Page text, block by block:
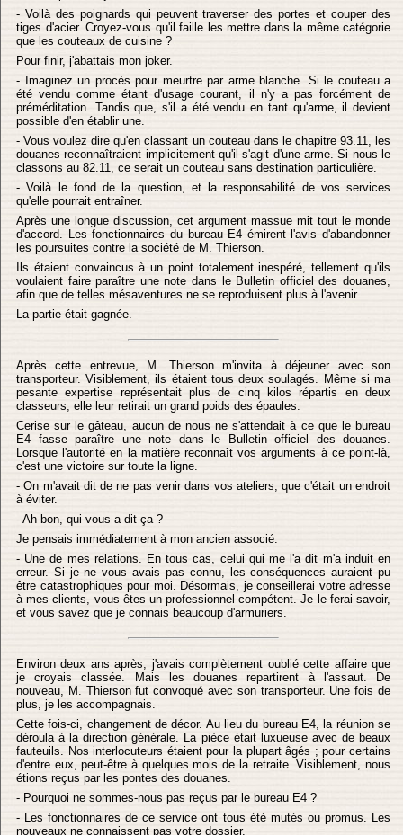
- Voilà des poignards qui peuvent traverser des portes et couper des
tiges d'acier. Croyez-vous qu'il faille les mettre dans la même catégorie
que les couteaux de cuisine ?
Pour finir, j'abattais mon joker.
- Imaginez un procès pour meurtre par arme blanche. Si le couteau a
été vendu comme étant d'usage courant, il n'y a pas forcément de
préméditation. Tandis que, s'il a été vendu en tant qu'arme, il devient
possible d'en établir une.
- Vous voulez dire qu'en classant un couteau dans le chapitre 93.11, les
douanes reconnaîtraient implicitement qu'il s'agit d'une arme. Si nous le
classons au 82.11, ce serait un couteau sans destination particulière.
- Voilà le fond de la question, et la responsabilité de vos services
qu'elle pourrait entraîner.
Après une longue discussion, cet argument massue mit tout le monde
d'accord. Les fonctionnaires du bureau E4 émirent l'avis d'abandonner
les poursuites contre la société de M. Thierson.
Ils étaient convaincus à un point totalement inespéré, tellement qu'ils
voulaient faire paraître une note dans le Bulletin officiel des douanes,
afin que de telles mésaventures ne se reproduisent plus à l'avenir.
La partie était gagnée.
Après cette entrevue, M. Thierson m'invita à déjeuner avec son
transporteur. Visiblement, ils étaient tous deux soulagés. Même si ma
pesante expertise représentait plus de cinq kilos répartis en deux
classeurs, elle leur retirait un grand poids des épaules.
Cerise sur le gâteau, aucun de nous ne s'attendait à ce que le bureau
E4 fasse paraître une note dans le Bulletin officiel des douanes.
Lorsque l'autorité en la matière reconnaît vos arguments à ce point-là,
c'est une victoire sur toute la ligne.
- On m'avait dit de ne pas venir dans vos ateliers, que c'était un endroit
à éviter.
- Ah bon, qui vous a dit ça ?
Je pensais immédiatement à mon ancien associé.
- Une de mes relations. En tous cas, celui qui me l'a dit m'a induit en
erreur. Si je ne vous avais pas connu, les conséquences auraient pu
être catastrophiques pour moi. Désormais, je conseillerai votre adresse
à mes clients, vous êtes un professionnel compétent. Je le ferai savoir,
et vous savez que je connais beaucoup d'armuriers.
Environ deux ans après, j'avais complètement oublié cette affaire que
je croyais classée. Mais les douanes repartirent à l'assaut. De
nouveau, M. Thierson fut convoqué avec son transporteur. Une fois de
plus, je les accompagnais.
Cette fois-ci, changement de décor. Au lieu du bureau E4, la réunion se
déroula à la direction générale. La pièce était luxueuse avec de beaux
fauteuils. Nos interlocuteurs étaient pour la plupart âgés ; pour certains
d'entre eux, peut-être à quelques mois de la retraite. Visiblement, nous
étions reçus par les pontes des douanes.
- Pourquoi ne sommes-nous pas reçus par le bureau E4 ?
- Les fonctionnaires de ce service ont tous été mutés ou promus. Les
nouveaux ne connaissent pas votre dossier.